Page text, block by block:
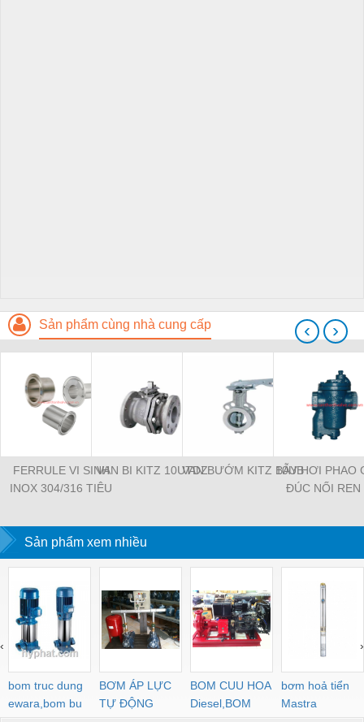
Sản phẩm cùng nhà cung cấp
FERRULE VI SINH
INOX 304/316 TIÊU
VAN BI KITZ 10UTDZVAN BƯỚM KITZ 10UBBẪY HƠI PHAO
ĐÚC NỐI REN
‹ ›
Sản phẩm xem nhiều
bom truc dung
ewara,bom bu
BƠM ÁP LỰC
TỰ ĐỘNG
BOM CUU HOA
Diesel,BOM
bơm hoả tiển
Mastra
‹ ›